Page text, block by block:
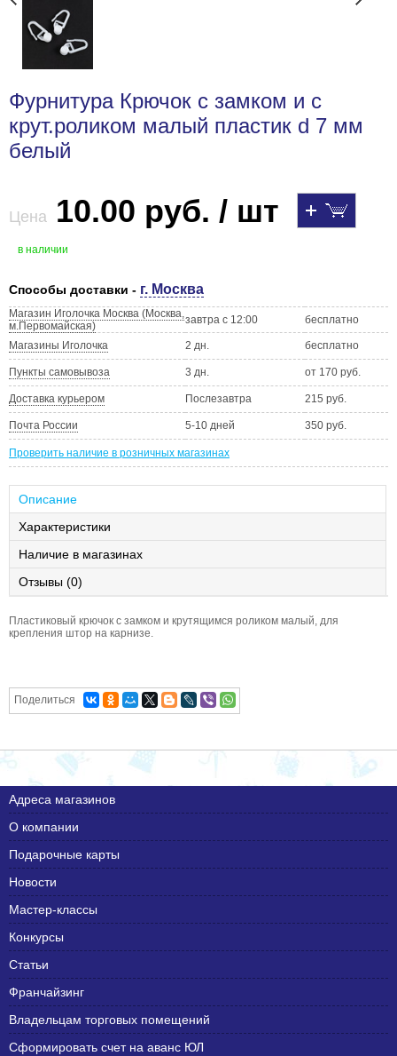
Фурнитура Крючок с замком и с
крут.роликом малый пластик d 7 мм
белый
Цена 10.00 руб. / шт
в наличии
Способы доставки - г. Москва
Магазин Иголочка Москва (Москва,
м.Первомайская)
завтра с 12:00 бесплатно
Магазины Иголочка 2 дн. бесплатно
Пункты самовывоза 3 дн. от 170 руб.
Доставка курьером Послезавтра 215 руб.
Почта России 5-10 дней 350 руб.
Проверить наличие в розничных магазинах
Описание
Характеристики
Наличие в магазинах
Отзывы (0)
Пластиковый крючок с замком и крутящимся роликом малый, для
крепления штор на карнизе.
Поделиться
Адреса магазинов
О компании
Подарочные карты
Новости
Мастер-классы
Конкурсы
Статьи
Франчайзинг
Владельцам торговых помещений
Сформировать счет на аванс ЮЛ